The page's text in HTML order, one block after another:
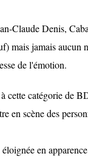
Claude Denis,
mais jamais aucun
de l'émotion.
cette catégorie de
en scène des
en